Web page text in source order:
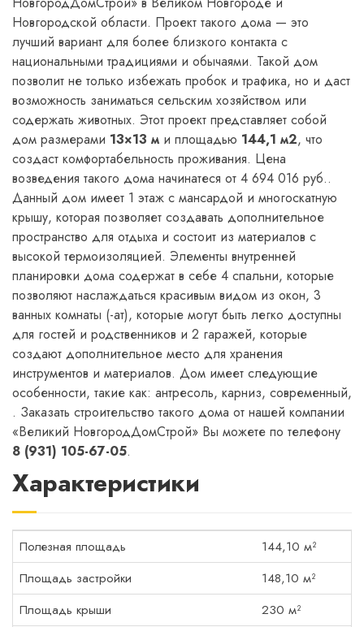
Новгородской области. Проект такого дома — это
лучший вариант для более близкого контакта с
национальными традициями и обычаями. Такой дом
позволит не только избежать пробок и трафика, но и даст
возможность заниматься сельским хозяйством или
содержать животных. Этот проект представляет собой
дом размерами 13×13 м и площадью 144,1 м2, что
создаст комфортабельность проживания. Цена
возведения такого дома начинатеся от 4 694 016 руб..
Данный дом имеет 1 этаж с мансардой и многоскатную
крышу, которая позволяет создавать дополнительное
пространство для отдыха и состоит из материалов с
высокой термоизоляцией. Элементы внутренней
планировки дома содержат в себе 4 спальни, которые
позволяют наслаждаться красивым видом из окон, 3
ванных комнаты (-ат), которые могут быть легко доступны
для гостей и родственников и 2 гаражей, которые
создают дополнительное место для хранения
инструментов и материалов. Дом имеет следующие
особенности, такие как: антресоль, карниз, современный,
. Заказать строительство такого дома от нашей компании
«Великий НовгородДомСтрой» Вы можете по телефону
8 (931) 105-67-05.
Характеристики
Полезная площадь
144,10 м²
Площадь застройки
148,10 м²
Площадь крыши
230 м²